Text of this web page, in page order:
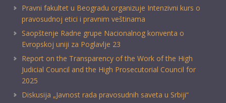
Pravni fakultet u Beogradu organizuje Intenzivni kurs o
pravosudnoj etici i pravnim veštinama
Saopštenje Radne grupe Nacionalnog konventa o
Evropskoj uniji za Poglavlje 23
Report on the Transparency of the Work of the High
Judicial Council and the High Prosecutorial Council for
2025
Diskusija „Javnost rada pravosudnih saveta u Srbiji“